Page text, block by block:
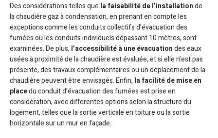
Des considérations telles que la faisabilité de l’installationde
la chaudière gaz à condensation, en prenant en compte les
exceptions comme les conduits collectifs d’évacuation des
fumées ou les conduits individuels dépassant 10 mètres, sont
examinées. De plus, l’accessibilité à une évacuationdes eaux
usées à proximité de la chaudière est évaluée, et si elle n’est pas
présente, des travaux complémentaires ou un déplacement de la
chaudière peuvent être envisagés. Enfin, la facilité de mise en
placedu conduit d’évacuation des fumées est prise en
considération, avec différentes options selon la structure du
logement, telles que la sortie verticale en toiture ou la sortie
horizontale sur un mur en façade.